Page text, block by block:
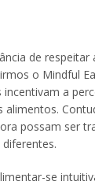
de respeitar
o Mindful
incentivam a
alimentos.
possam ser
se